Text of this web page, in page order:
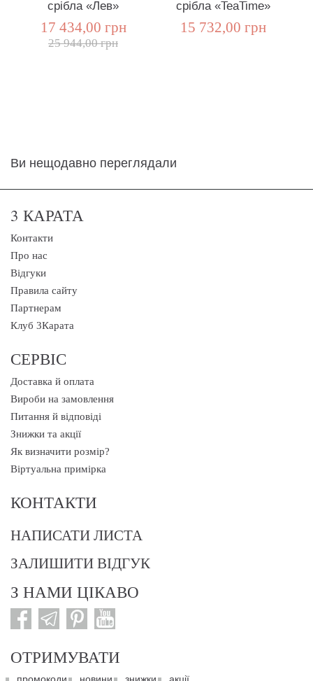
срібла «Лев»
17 434,00 грн
25 944,00 грн
срібла «TeaTime»
15 732,00 грн
Ви нещодавно переглядали
3 КАРАТА
Контакти
Про нас
Відгуки
Правила сайту
Партнерам
Клуб 3Карата
СЕРВІС
Доставка й оплата
Вироби на замовлення
Питання й відповіді
Знижки та акції
Як визначити розмір?
Віртуальна примірка
КОНТАКТИ
НАПИСАТИ ЛИСТА
ЗАЛИШИТИ ВІДГУК
З НАМИ ЦІКАВО
ОТРИМУВАТИ